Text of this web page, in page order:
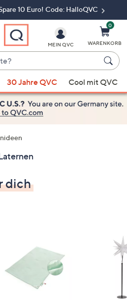
10 Euro! Code: HalloQVC
MEIN QVC
0
WARENKORB
30 Jahre QVC Cool mit QVC
dich